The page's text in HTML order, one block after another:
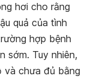
hơi cho rằng
quả của tình
hợp bệnh
sớm. Tuy nhiên,
và chưa đủ bằng